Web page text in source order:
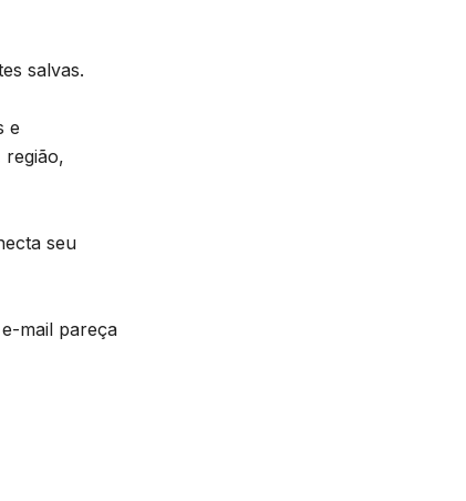
salvas.
e
região,
seu
mail pareça